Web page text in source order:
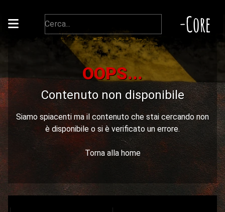
-Core
OOPS...
Contenuto non disponibile
Siamo spiacenti ma il contenuto che stai cercando non
è disponibile o si è verificato un errore.
Torna alla home